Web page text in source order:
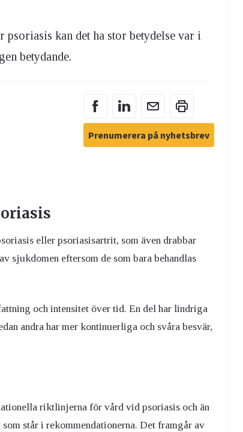
kan det ha stor betydelse var i
betydande.
Prenumerera på nyhetsbrev
eller psoriasisartrit, som även drabbar
sjukdomen eftersom de som bara behandlas
och intensitet över tid. En del har lindriga
andra har mer kontinuerliga och svåra besvär,
riktlinjerna för vård vid psoriasis och än
står i rekommendationerna. Det framgår av